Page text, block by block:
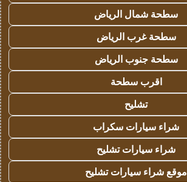
سطحة شمال الرياض
سطحة غرب الرياض
سطحة جنوب الرياض
اقرب سطحة
تشليح
شراء سيارات سكراب
شراء سيارات تشليح
موقع شراء سيارات تشليح